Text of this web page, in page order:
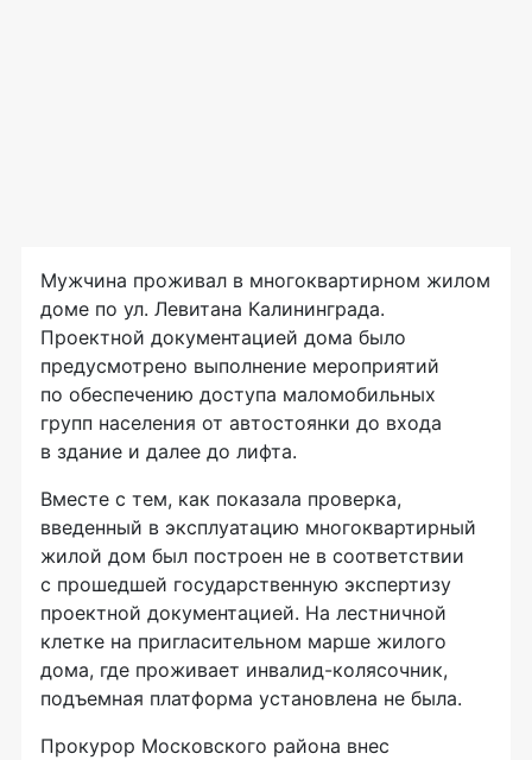
Мужчина проживал в многоквартирном жилом
доме по ул. Левитана Калининграда.
Проектной документацией дома было
предусмотрено выполнение мероприятий
по обеспечению доступа маломобильных
групп населения от автостоянки до входа
в здание и далее до лифта.
Вместе с тем, как показала проверка,
введенный в эксплуатацию многоквартирный
жилой дом был построен не в соответствии
с прошедшей государственную экспертизу
проектной документацией. На лестничной
клетке на пригласительном марше жилого
дома, где проживает инвалид-колясочник,
подъемная платформа установлена не была.
Прокурор Московского района внес